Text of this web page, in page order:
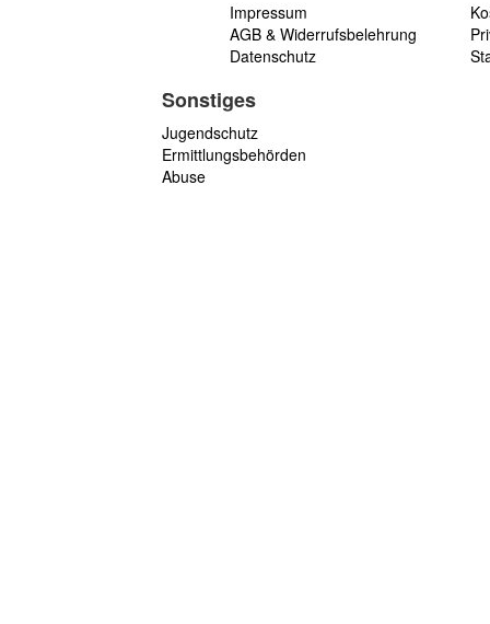
Impressum
AGB & Widerrufsbelehrung
Datenschutz
Sonstiges
Jugendschutz
Ermittlungsbehörden
Abuse